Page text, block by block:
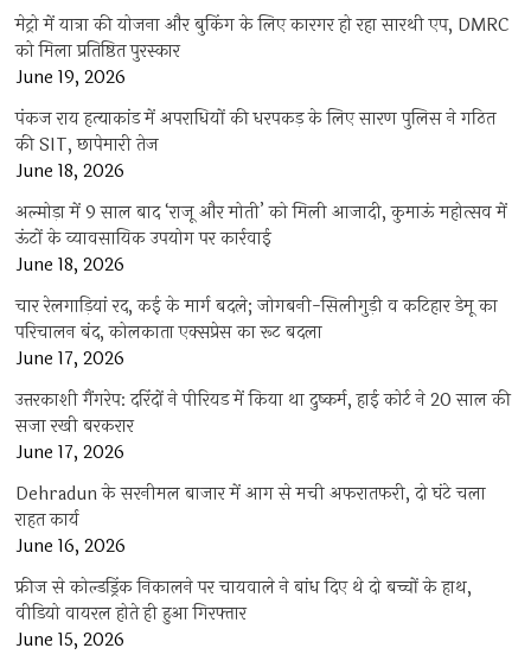
मेट्रो में यात्रा की योजना और बुकिंग के लिए कारगर हो रहा सारथी एप, DMRC
को मिला प्रतिष्ठित पुरस्कार
June 19, 2026
पंकज राय हत्याकांड में अपराधियों की धरपकड़ के लिए सारण पुलिस ने गठित
की SIT, छापेमारी तेज
June 18, 2026
अल्मोड़ा में 9 साल बाद ‘राजू और मोती’ को मिली आजादी, कुमाऊं महोत्सव में
ऊंटों के व्यावसायिक उपयोग पर कार्रवाई
June 18, 2026
चार रेलगाड़ियां रद, कई के मार्ग बदले; जोगबनी-सिलीगुड़ी व कटिहार डेमू का
परिचालन बंद, कोलकाता एक्सप्रेस का रूट बदला
June 17, 2026
उत्तरकाशी गैंगरेप: दरिंदों ने पीरियड में किया था दुष्कर्म, हाई कोर्ट ने 20 साल की
सजा रखी बरकरार
June 17, 2026
Dehradun के सरनीमल बाजार में आग से मची अफरातफरी, दो घंटे चला
राहत कार्य
June 16, 2026
फ्रीज से कोल्डड्रिंक निकालने पर चायवाले ने बांध दिए थे दो बच्चों के हाथ,
वीडियो वायरल होते ही हुआ गिरफ्तार
June 15, 2026